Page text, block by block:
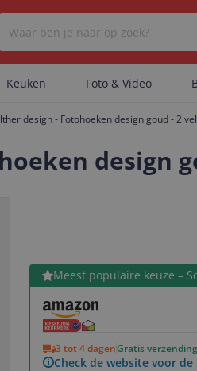
Er zijn
Er zijn
Keuken Foto & Video
design - Fotohoeken design goud - 2
design
Meest populaire keuze –
3 tot 4 dagenGratis verzending
Check de website voor
Bekijk product